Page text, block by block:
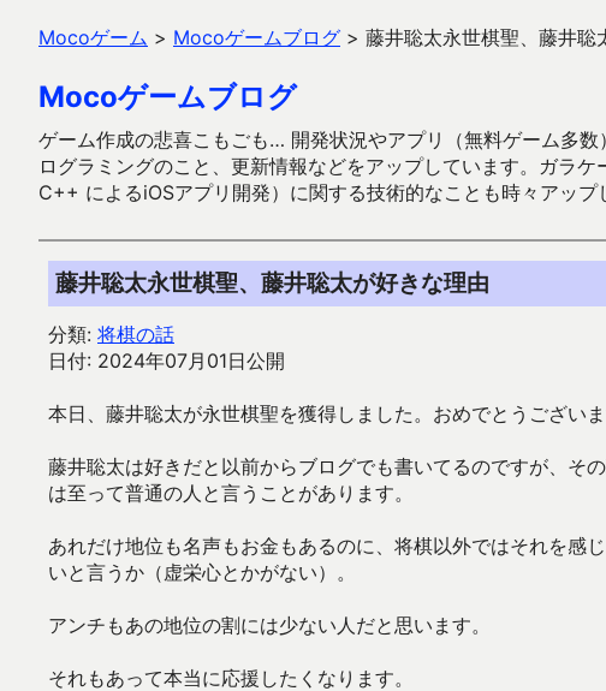
Mocoゲーム > Mocoゲームブログ > 藤井聡太永世棋聖、藤井聡
Mocoゲームブログ
ゲーム作成の悲喜こもごも… 開発状況やアプリ（無料ゲーム多
ログラミングのこと、更新情報などをアップしています。ガラ
C++ によるiOSアプリ開発）に関する技術的なことも時々アップ
藤井聡太永世棋聖、藤井聡太が好きな理由
分類: 将棋の話
日付: 2024年07月01日公開
本日、藤井聡太が永世棋聖を獲得しました。おめでとうございま
藤井聡太は好きだと以前からブログでも書いてるのですが、そ
は至って普通の人と言うことがあります。
あれだけ地位も名声もお金もあるのに、将棋以外ではそれを感
いと言うか（虚栄心とかがない）。
アンチもあの地位の割には少ない人だと思います。
それもあって本当に応援したくなります。